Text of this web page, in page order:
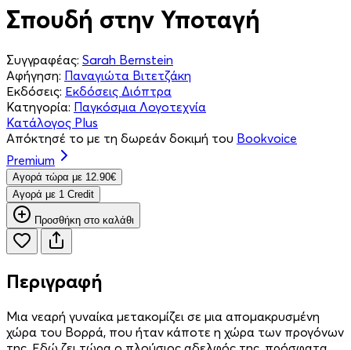
Σπουδή στην Υποταγή
Συγγραφέας: Sarah Bernstein
Αφήγηση: Παναγιώτα Βιτετζάκη
Εκδόσεις: Εκδόσεις Διόπτρα
Κατηγορία: Παγκόσμια Λογοτεχνία
Κατάλογος Plus
Απόκτησέ το με τη δωρεάν δοκιμή του Bookvoice
Premium
Aγορά τώρα με 12.90€
Aγορά με 1 Credit
Προσθήκη στο καλάθι
Περιγραφή
Μια νεαρή γυναίκα μετακομίζει σε μια απομακρυσμένη
χώρα του Βορρά, που ήταν κάποτε η χώρα των προγόνων